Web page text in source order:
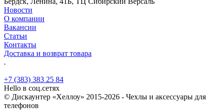
Новости
О компании
Вакансии
Статьи
Контакты
Доставка и возврат товара
.
+7 (383) 383 25 84
Hello в соц.сетях
© Дискаунтер «Хеллоу» 2015-2026 - Чехлы и аксессуары для
телефонов